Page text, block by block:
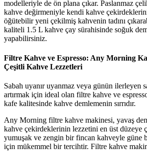
modelleriyle de ön plana çıkar. Paslanmaz
kahve değirmeniyle kendi kahve
öğütebilir yeni çekilmiş kahvenin tadını
kaliteli 1.5 L kahve çay sürahisinde soğuk
yapabilirsiniz.
Filtre Kahve ve Espresso: Any Morning
Çeşitli Kahve Lezzetleri
Sabah uyanır uyanmaz veya günün ilerleyen
artırmak için ideal olan filtre kahve ve
kafe kalitesinde kahve demlemenin sırrıdır.
Any Morning filtre kahve makinesi, yavaş
kahve çekirdeklerinin lezzetini en üst düzeye
yumuşak ve zengin bir fincan kahveyle güne
için mükemmel bir tercihtir. Filtre kahve